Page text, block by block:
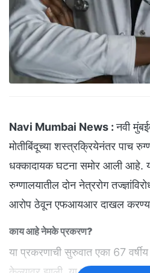
Navi Mumbai News :नवी
मोतीबिंदूच्या शस्त्रक्रियेनंतर पाच
धक्कादायक घटना समोर आली आहे.
रुग्णालयातील दोन नेत्ररोग
आरोप ठेवून एफआयआर दाखल
काय आहे नेमके प्रकरण?
या प्रकरणाची सुरुवात एका 67